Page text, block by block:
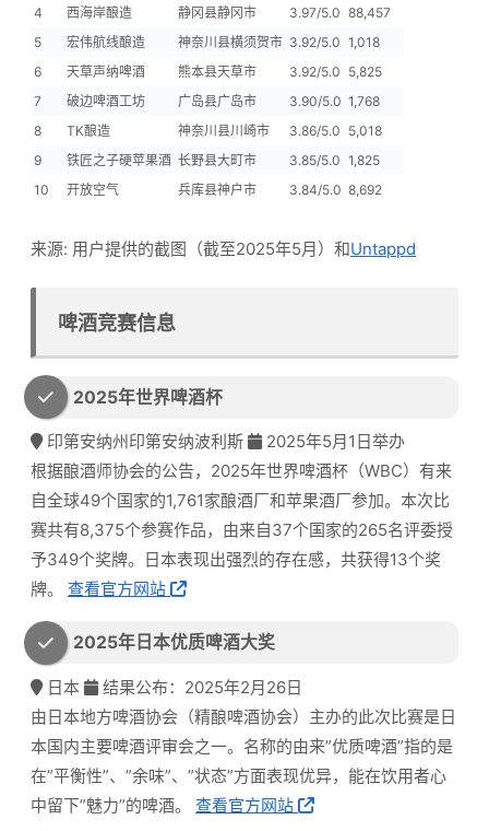
4
西海岸酿造 静冈县静冈市 3.97/5.0 88,457
5
宏伟航线酿造 神奈川县横须贺市 3.92/5.0 1,018
6
天草声纳啤酒 熊本县天草市 3.92/5.0 5,825
7
破边啤酒工坊 广岛县广岛市 3.90/5.0 1,768
8
TK酿造 神奈川县川崎市 3.86/5.0 5,018
9
铁匠之子硬苹果酒 长野县大町市 3.85/5.0 1,825
10
开放空气 兵库县神户市 3.84/5.0 8,692
来源: 用户提供的截图（截至2025年5月）和Untappd
啤酒竞赛信息
2025年世界啤酒杯
印第安纳州印第安纳波利斯
2025年5月1日举办
根据酿酒师协会的公告，2025年世界啤酒杯（WBC）有来
自全球49个国家的1,761家酿酒厂和苹果酒厂参加。本次比
赛共有8,375个参赛作品，由来自37个国家的265名评委授
予349个奖牌。日本表现出强烈的存在感，共获得13个奖
牌。 查看官方网站
2025年日本优质啤酒大奖
日本
结果公布：2025年2月26日
由日本地方啤酒协会（精酿啤酒协会）主办的此次比赛是日
本国内主要啤酒评审会之一。名称的由来”优质啤酒”指的是
在”平衡性”、”余味”、”状态”方面表现优异，能在饮用者心
中留下”魅力”的啤酒。 查看官方网站